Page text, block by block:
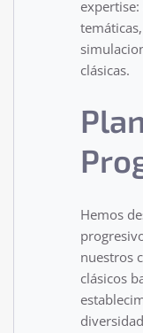
clásicas.
Hemos
nuestros
clásicos